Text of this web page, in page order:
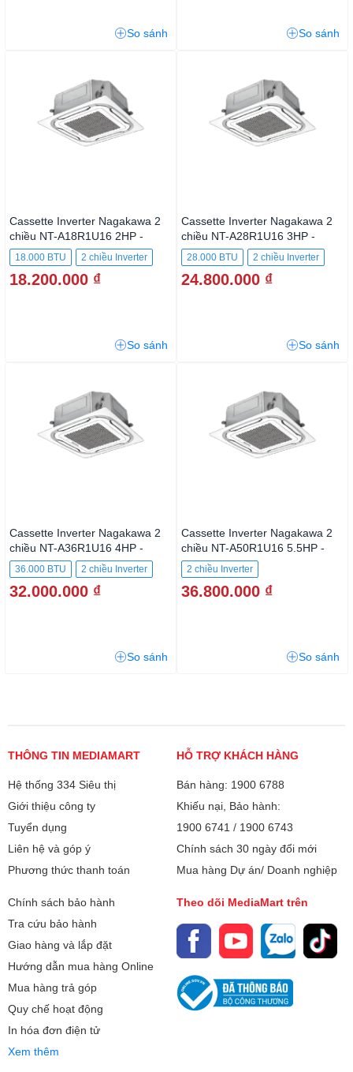
So sánh So sánh
Cassette Inverter Nagakawa 2
chiều NT-A18R1U16 2HP -
18.000BTU
18.000 BTU 2 chiều Inverter
18.200.000 ₫
So sánh
Cassette Inverter Nagakawa 2
chiều NT-A28R1U16 3HP -
28.000BTU
28.000 BTU 2 chiều Inverter
24.800.000 ₫
So sánh
Cassette Inverter Nagakawa 2
chiều NT-A36R1U16 4HP -
36.000BTU
36.000 BTU 2 chiều Inverter
32.000.000 ₫
So sánh
Cassette Inverter Nagakawa 2
chiều NT-A50R1U16 5.5HP -
50.000BTU
2 chiều Inverter
36.800.000 ₫
So sánh
THÔNG TIN MEDIAMART
Hệ thống 334 Siêu thị
Giới thiệu công ty
Tuyển dụng
Liên hệ và góp ý
Phương thức thanh toán
HỖ TRỢ KHÁCH HÀNG
Bán hàng: 1900 6788
Khiếu nại, Bảo hành:
1900 6741 / 1900 6743
Chính sách 30 ngày đổi mới
Mua hàng Dự án/ Doanh nghiệp
Chính sách bảo hành
Tra cứu bảo hành
Giao hàng và lắp đặt
Hướng dẫn mua hàng Online
Mua hàng trả góp
Quy chế hoạt động
In hóa đơn điện tử
Xem thêm
Theo dõi MediaMart trên